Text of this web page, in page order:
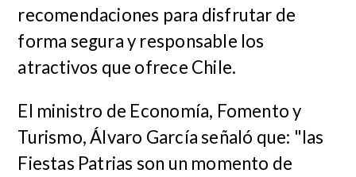
recomendaciones para disfrutar de
forma segura y responsable los
atractivos que ofrece Chile.
El ministro de Economía, Fomento y
Turismo, Álvaro García señaló que: "las
Fiestas Patrias son un momento de